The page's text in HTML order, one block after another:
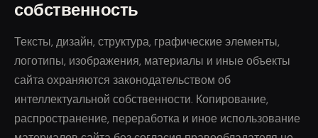
собственность
Тексты, дизайн, структура, графические элементы,
логотипы, изображения, материалы и иные объекты
сайта охраняются законодательством об
интеллектуальной собственности. Копирование,
распространение, переработка и иное использование